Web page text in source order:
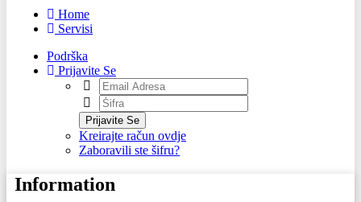
Home
Servisi
Podrška
Prijavite Se
Prijavite Se
Kreirajte račun ovdje
Zaboravili ste šifru?
Information